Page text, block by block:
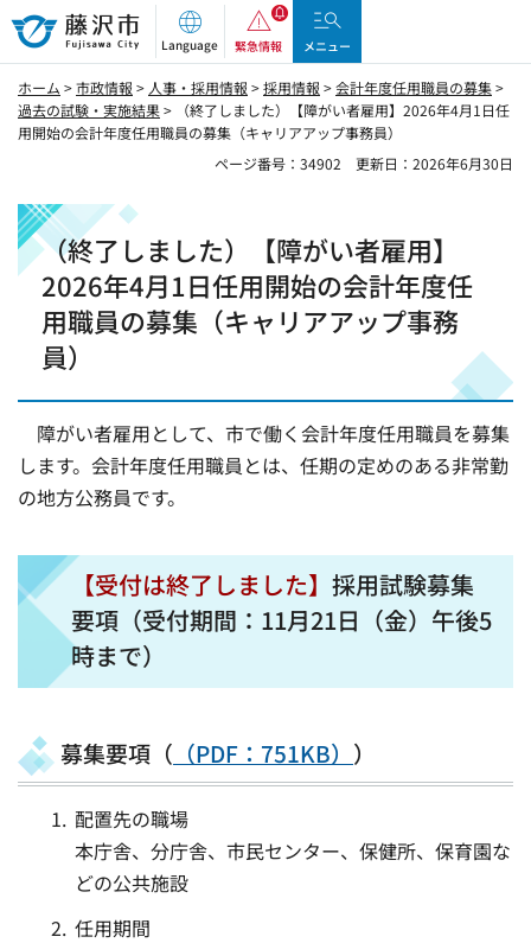
藤沢市
Language 緊急情報 メニュー
ホーム >市政情報 > 人事・採用情報 >採用情報 >会計年度任用職員の募集>
過去の試験・実施結果> （終了しました）【障がい者雇用】2026年4月1日任
用開始の会計年度任用職員の募集（キャリアアップ事務員）
ページ番号：34902
更新日：2026年6月30日
（終了しました）【障がい者雇用】
2026年4月1日任用開始の会計年度任
用職員の募集（キャリアアップ事務
員）
障がい者雇用として、市で働く会計年度任用職員を募集
します。会計年度任用職員とは、任期の定めのある非常勤
の地方公務員です。
【受付は終了しました】 採用試験募集
要項（受付期間：11月21日（金）午後5
時まで）
募集要項（ （PDF：751KB） ）
配置先の職場
本庁舎、分庁舎、市民センター、保健所、保育園な
どの公共施設
任用期間